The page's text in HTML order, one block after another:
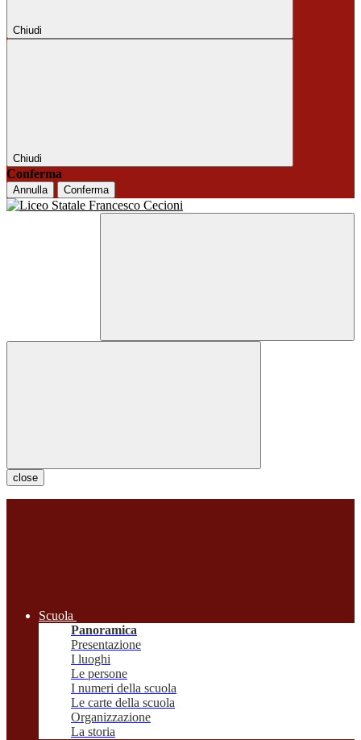
Chiudi
Chiudi
Conferma
Annulla Conferma
close
Scuola
Panoramica
Presentazione
I luoghi
Le persone
I numeri della scuola
Le carte della scuola
Organizzazione
La storia